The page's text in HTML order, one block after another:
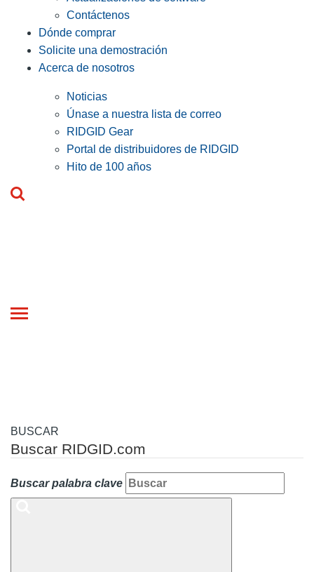
Contáctenos
Dónde comprar
Solicite una demostración
Acerca de nosotros
Noticias
Únase a nuestra lista de correo
RIDGID Gear
Portal de distribuidores de RIDGID
Hito de 100 años
Toggle
BUSCAR
Buscar RIDGID.com
Buscar palabra clave